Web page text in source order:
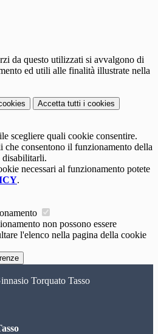
da questo utilizzati si avvalgono di
ed utili alle finalità illustrate nella
Accetta tutti i cookies
scegliere quali cookie consentire.
che consentono il funzionamento della
disabilitarli.
necessari al funzionamento potete
.
non possono essere
l'elenco nella pagina della cookie
Torquato Tasso